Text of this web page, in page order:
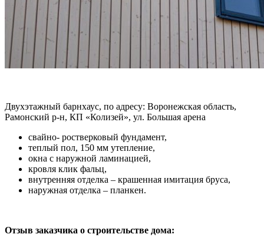
Двухэтажный барнхаус, по адресу: Воронежская область,
Рамонский р-н, КП «Колизей», ул. Большая арена
свайно- ростверковый фундамент,
теплый пол, 150 мм утепление,
окна с наружной ламинацией,
кровля клик фальц,
внутренняя отделка – крашенная имитация бруса,
наружная отделка – планкен.
Отзыв заказчика о строительстве дома: